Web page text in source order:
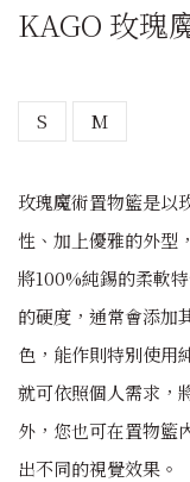
KAGO 玫瑰
S M
玫瑰魔術置物籃是以
性、加上優雅的外型
將100%純錫的柔軟
的硬度，通常會添加
色，能作則特別使用
就可依照個人需求，
外，您也可在置物籃
出不同的視覺效果。